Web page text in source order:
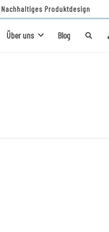
Nachhaltiges Produktdesign
Über uns Blog